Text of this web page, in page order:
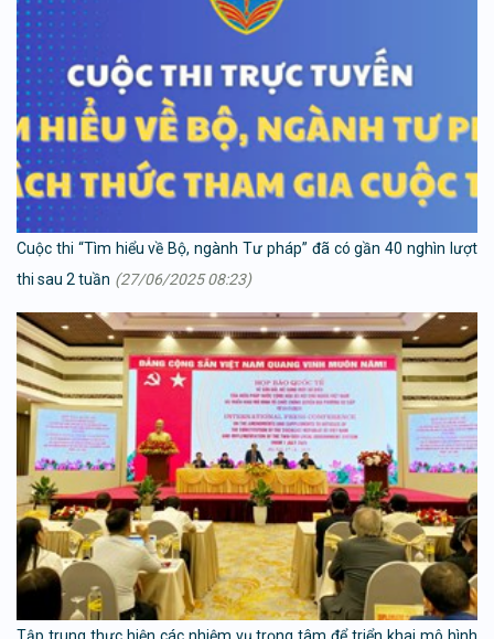
Cuộc thi “Tìm hiểu về Bộ, ngành Tư pháp” đã có gần 40 nghìn lượt
thi sau 2 tuần (27/06/2025 08:23)